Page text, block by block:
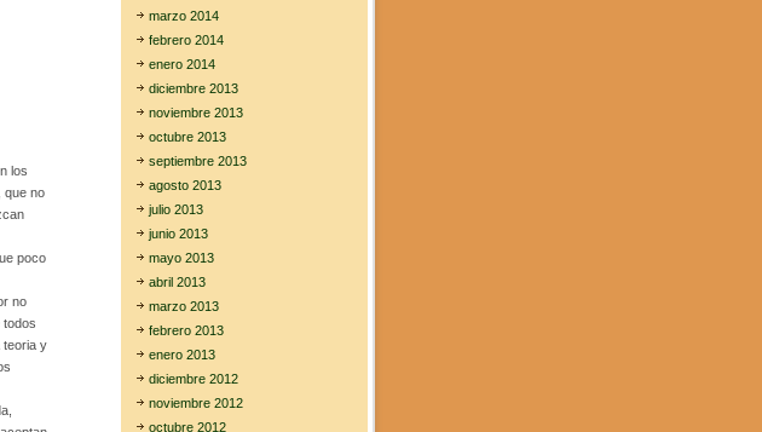
los
que no
poco
no
todos
teoria y
marzo 2014
febrero 2014
enero 2014
diciembre 2013
noviembre 2013
octubre 2013
septiembre 2013
agosto 2013
julio 2013
junio 2013
mayo 2013
abril 2013
marzo 2013
febrero 2013
enero 2013
diciembre 2012
noviembre 2012
octubre 2012